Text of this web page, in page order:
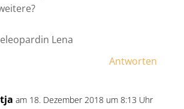
Lena
Antworten
am 18. Dezember 2018 um 8:13 Uhr